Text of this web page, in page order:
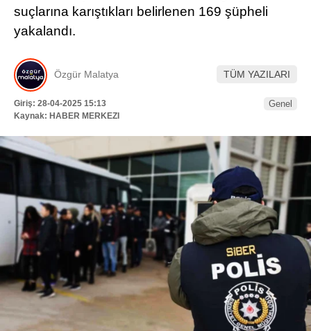
Youtube
TikTok
Pinterest
SAĞLIK
NÖBETÇI ECZANELER
NAMAZ VAKITLERI
suçlarına karıştıkları belirlenen 169 şüpheli
yakalandı.
Özgür Malatya TÜM YAZILARI
Giriş: 28-04-2025 15:13
Kaynak: HABER MERKEZI
Genel